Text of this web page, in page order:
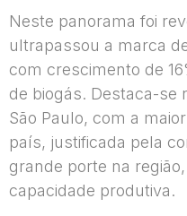
Neste panorama foi
ultrapassou a marca
com crescimento de
de biogás. Destaca-se
São Paulo, com a
país, justificada pela
grande porte na
capacidade produtiva.